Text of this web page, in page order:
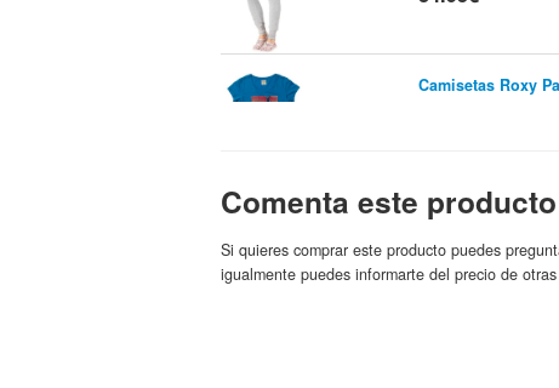
Camisetas Roxy
Roxy Womens
34.95€
Comenta este producto
Si quieres comprar este producto puedes
igualmente puedes informarte del precio de